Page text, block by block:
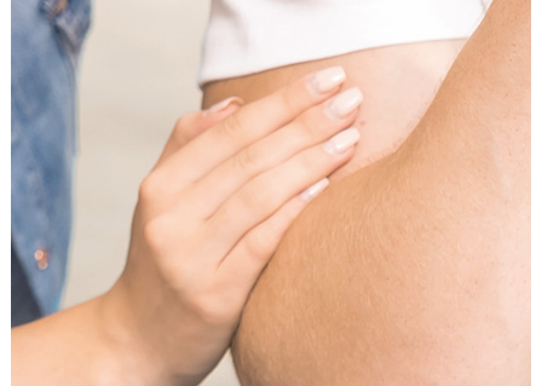
Google LLC
Einbinden von interaktiven Google Karten
Cookie Laufzeit:
6 Monate